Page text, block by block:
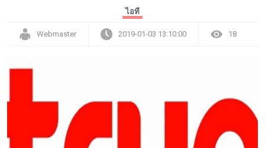
ไอที
Webmaster 2019-01-03 13:10:00 18